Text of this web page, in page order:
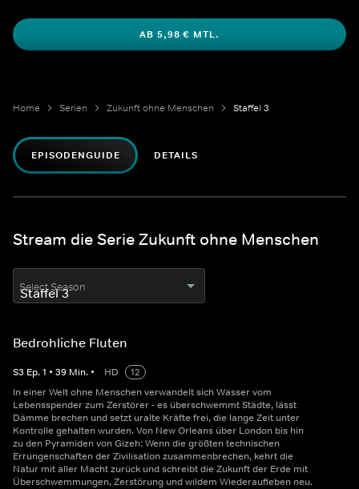
AB 5,98 € MTL.
Home Serien Zukunft ohne Menschen Staffel 3
EPISODENGUIDE DETAILS
Stream die Serie Zukunft ohne Menschen
Select Season
Bedrohliche Fluten
S3 Ep.1 • 39 Min. • HD
12
In einer Welt ohne Menschen verwandelt sich Wasser vom
Lebensspender zum Zerstörer - es überschwemmt Städte, lässt
Dämme brechen und setzt uralte Kräfte frei, die lange Zeit unter
Kontrolle gehalten wurden. Von New Orleans über London bis hin
zu den Pyramiden von Gizeh: Wenn die größten technischen
Errungenschaften der Zivilisation zusammenbrechen, kehrt die
Natur mit aller Macht zurück und schreibt die Zukunft der Erde mit
Überschwemmungen, Zerstörung und wildem Wiederaufleben neu.